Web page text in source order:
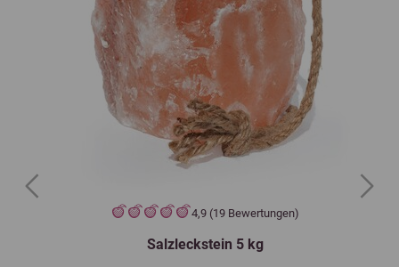
4,9 (19 Bewertungen)
Salzleckstein 5 kg
Previous Next